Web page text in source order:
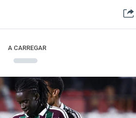
A CARREGAR